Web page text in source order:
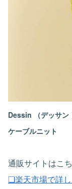
Dessin （デッサン
ケーブルニット
通販サイトはこ
❏楽天市場で詳